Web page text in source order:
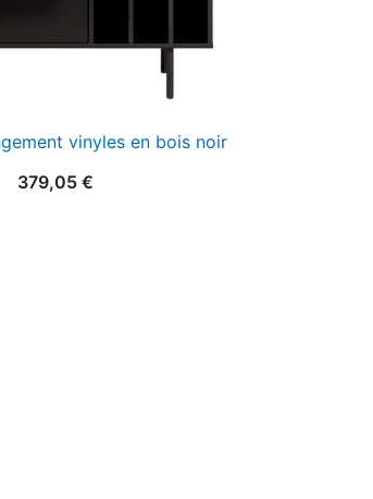
vinyles en bois noir
379,05 €